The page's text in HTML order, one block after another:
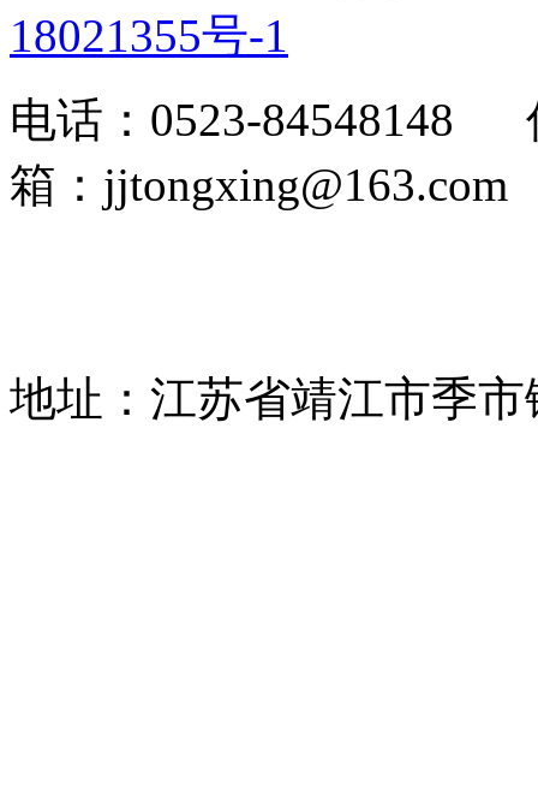
18021355号-1
电话：0523-84548148
箱：jjtongxing@163.com
地址：江苏省靖江市季